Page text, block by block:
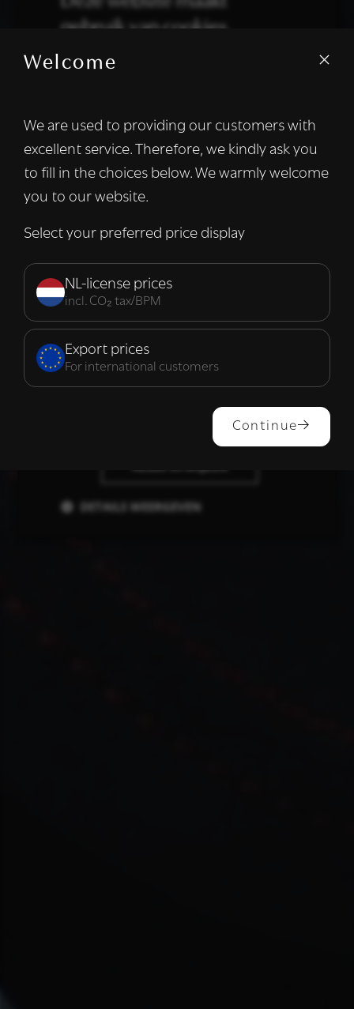
Welcome
We are used to providing our customers with
excellent service. Therefore, we kindly ask you
to fill in the choices below. We warmly welcome
you to our website.
Select your preferred price display
NL-license prices
incl. CO₂ tax/BPM
Export prices
For international customers
Continue
gebruik van cookies.
We gebruiken cookies om inhoud en
informatie over uw gebruik van onze site
met onze advertentie- en analysepartners,
die deze kunnen combineren met andere
informatie die u aan hen heeft verstrekt of
van hun diensten. Lees verder
Strikt
noodzakelijk
Prestatie Targeting
ALLES ACCEPTEREN
DETAILS WEERGEVEN